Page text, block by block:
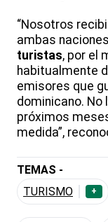
“Nosotros
ambas
turistas, por el
habitualmente
emisores que
dominicano.
próximos
medida”,
TEMAS -
TURISMO
+